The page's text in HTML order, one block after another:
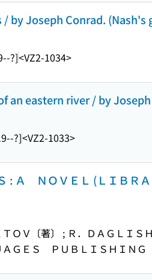
by Joseph Conrad. (Nash's
?]<VZ2-1034>
an eastern river / by
?]<VZ2-1033>
: Ａ ＮＯＶＥＬ (ＬＩＢ
ＯＶ〔著〕 ; Ｒ．ＤＡＧＬＩＳ
ＧＥＳ ＰＵＢＬＩＳＨＩＮ